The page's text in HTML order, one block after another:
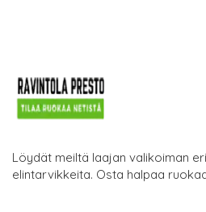
Löydät meiltä laajan valikoiman
elintarvikkeita. Osta halpaa